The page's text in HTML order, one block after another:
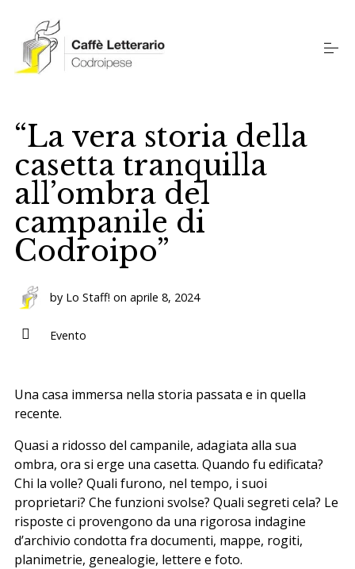
Progetti Culturali
Eventi & Notizie
“La vera storia della
casetta tranquilla
all’ombra del
campanile di
Codroipo”
by Lo Staff! on aprile 8, 2024
Evento
Una casa immersa nella storia passata e in quella
recente.
Quasi a ridosso del campanile, adagiata alla sua
ombra, ora si erge una casetta. Quando fu edificata?
Chi la volle? Quali furono, nel tempo, i suoi
proprietari? Che funzioni svolse? Quali segreti cela? Le
risposte ci provengono da una rigorosa indagine
d’archivio condotta fra documenti, mappe, rogiti,
planimetrie, genealogie, lettere e foto.